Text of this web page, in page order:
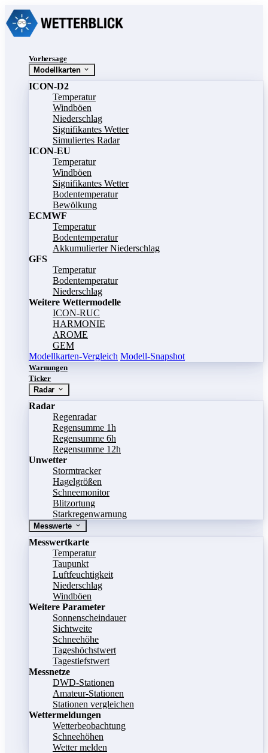
Vorhersage
Modellkarten
ICON-D2
Temperatur
Windböen
Niederschlag
Signifikantes Wetter
Simuliertes Radar
ICON-EU
Temperatur
Windböen
Signifikantes Wetter
Bodentemperatur
Bewölkung
ECMWF
Temperatur
Bodentemperatur
Akkumulierter Niederschlag
GFS
Temperatur
Bodentemperatur
Niederschlag
Weitere Wettermodelle
ICON-RUC
HARMONIE
AROME
GEM
Modellkarten-Vergleich Modell-Snapshot
Warnungen
Ticker
Radar
Radar
Regenradar
Regensumme 1h
Regensumme 6h
Regensumme 12h
Unwetter
Stormtracker
Hagelgrößen
Schneemonitor
Blitzortung
Starkregenwarnung
Messwerte
Messwertkarte
Temperatur
Taupunkt
Luftfeuchtigkeit
Niederschlag
Windböen
Weitere Parameter
Sonnenscheindauer
Sichtweite
Schneehöhe
Tageshöchstwert
Tagestiefstwert
Messnetze
DWD-Stationen
Amateur-Stationen
Stationen vergleichen
Wettermeldungen
Wetterbeobachtung
Schneehöhen
Wetter melden